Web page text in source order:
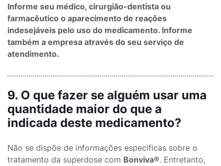
Informe seu médico, cirurgião-dentista ou
farmacêutico o aparecimento de reações
indesejáveis pelo uso do medicamento. Informe
também a empresa através do seu serviço de
atendimento.
9. O que fazer se alguém usar uma
quantidade maior do que a
indicada deste medicamento?
Não se dispõe de informações específicas sobre o
tratamento da superdose com Bonviva®. Entretanto,